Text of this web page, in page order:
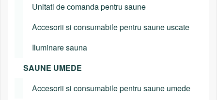
Unitati de comanda pentru saune
Accesorii si consumabile pentru saune uscate
Iluminare sauna
SAUNE UMEDE
Accesorii si consumabile pentru saune umede